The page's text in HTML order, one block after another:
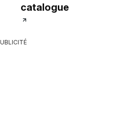
catalogue